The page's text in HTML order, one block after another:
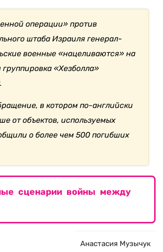
операции» против
штаба Израиля генерал-
военные «нацеливаются» на
«Хезболла»
в котором по-английски
от объектов, используемых
о более чем 500 погибших
сценарии войны между
Анастасия Музычук